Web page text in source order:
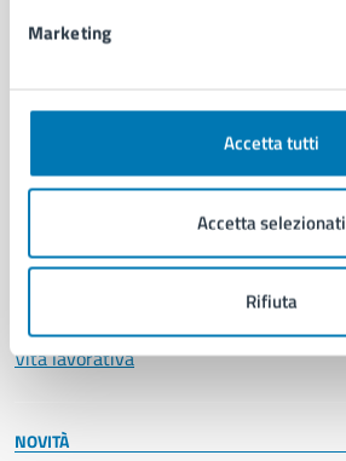
Marketing
Accetta tutti
Accetta selezionati
Rifiuta
CATEGORIE DI SERVIZIO
Documenti e certificati
Educazione e formazione
Imprese e commercio
Salute, benessere e assistenza
Servizi Cimiteriali
Vita lavorativa
NOVITÀ